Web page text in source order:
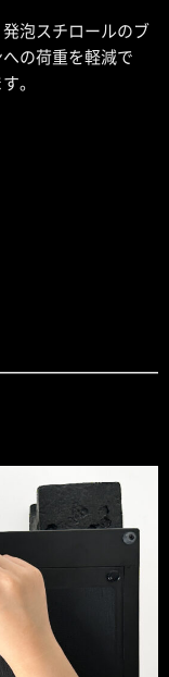
泡スチロールのブ
の荷重を軽減で
。